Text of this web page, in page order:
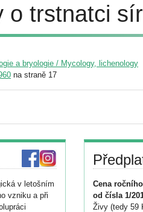
o trstnatci
a bryologie / Mycology, lichenology
na straně 17
v letošním
vzniku a při
Cena
od čísla 1/
Živy (tedy 59